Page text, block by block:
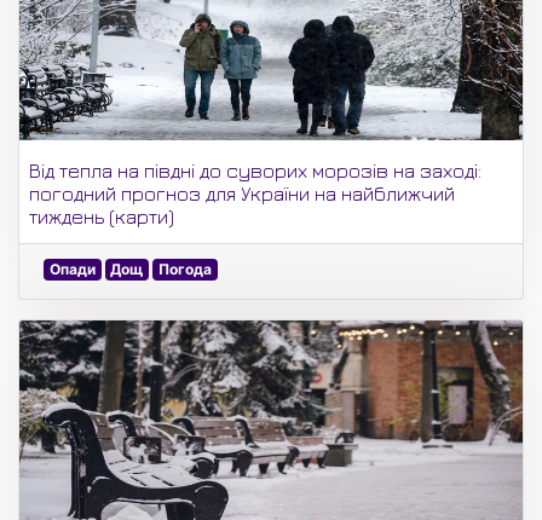
Від тепла на півдні до суворих морозів на заході:
погодний прогноз для України на найближчий
тиждень (карти)
Опади Дощ Погода